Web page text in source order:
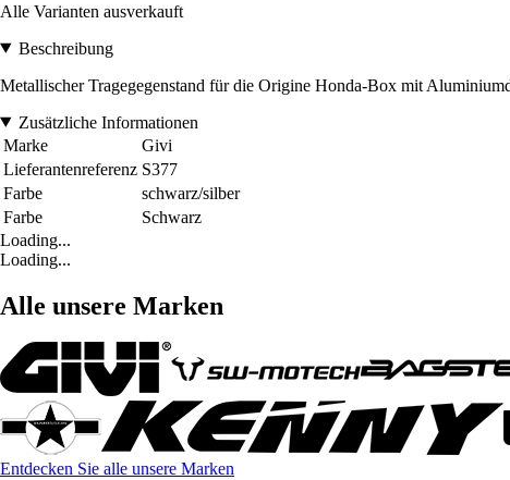
Alle Varianten ausverkauft
Beschreibung
Metallischer Tragegegenstand für die Origine Honda-Box mit
Zusätzliche Informationen
Marke
Givi
Lieferantenreferenz S377
Farbe
schwarz/silber
Farbe
Schwarz
Loading...
Loading...
Alle unsere Marken
Entdecken Sie alle unsere Marken